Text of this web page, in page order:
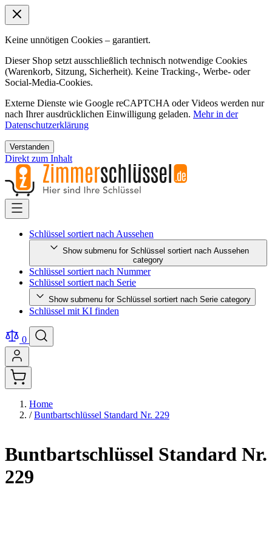
Keine unnötigen Cookies – garantiert.
Dieser Shop setzt ausschließlich technisch notwendige Cookies
(Warenkorb, Sitzung, Sicherheit). Keine Tracking-, Werbe- oder
Social-Media-Cookies.
Externe Dienste wie Google reCAPTCHA oder Videos werden nur
nach Ihrer ausdrücklichen Einwilligung geladen. Mehr in der
Datenschutzerklärung
Verstanden
Direkt zum Inhalt
Schlüssel sortiert nach Aussehen
Show submenu for Schlüssel sortiert nach Aussehen
category
Schlüssel sortiert nach Nummer
Schlüssel sortiert nach Serie
Show submenu for Schlüssel sortiert nach Serie category
Schlüssel mit KI finden
0
Home
/ Buntbartschlüssel Standard Nr. 229
Buntbartschlüssel Standard Nr.
229